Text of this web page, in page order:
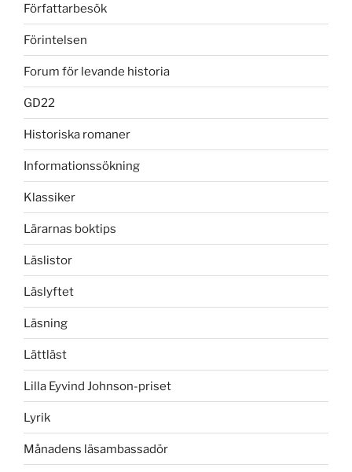
Författarbesök
Förintelsen
Forum för levande historia
GD22
Historiska romaner
Informationssökning
Klassiker
Lärarnas boktips
Läslistor
Läslyftet
Läsning
Lättläst
Lilla Eyvind Johnson-priset
Lyrik
Månadens läsambassadör